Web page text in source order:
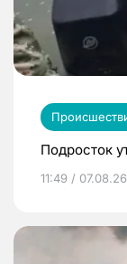
Подросток
11:49 / 07.08.26